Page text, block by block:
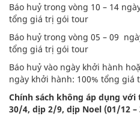
Báo huỷ trong vòng 10 – 14
tổng giá trị gói tour
Báo huỷ trong vòng 05 – 09
tổng giá trị gói tour
Báo huỷ vào ngày khởi hành
ngày khởi hành: 100% tổng giá
Chính sách không áp dụng
30/4, dịp 2/9, dịp Noel (01/12